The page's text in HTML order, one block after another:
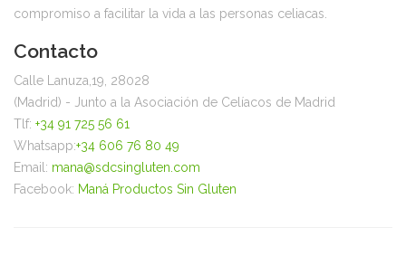
compromiso a facilitar la vida a las personas celiacas.
Contacto
Calle Lanuza,19, 28028
(Madrid) - Junto a la Asociación de Celíacos de Madrid
Tlf: +34 91 725 56 61
Whatsapp:+34 606 76 80 49
Email: mana@sdcsingluten.com
Facebook: Maná Productos Sin Gluten